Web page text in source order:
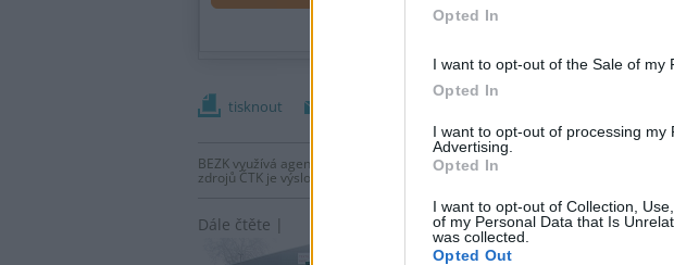
Opted In
I want to opt-out of the Sale of my
Opted In
I want to opt-out of processing my
Advertising.
Opted In
I want to opt-out of Collection,
of my Personal Data that Is
was collected.
Opted Out
tisknout
BEZK využívá agenturní zpravodajství ČTK, která si vyhrazuje veškerá práva.
zdrojů ČTK je výslovně zakázáno bez předchozího písemného souhlasu ze
Dále čtěte |